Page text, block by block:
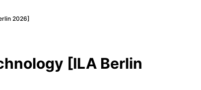
2026]
[ILA Berlin